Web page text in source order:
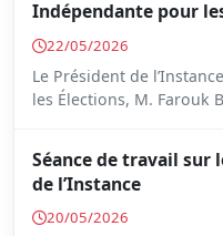
Indépendante pour
22/05/2026
Le Président de
les Élections, M. Farouk
Séance de travail sur
de l’Instance
20/05/2026